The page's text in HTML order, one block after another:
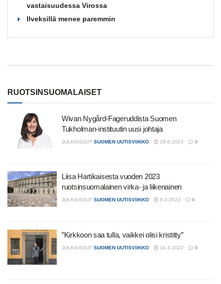
vastaisuudessa Virossa
Ilveksillä menee paremmin
RUOTSINSUOMALAISET
Wivan Nygård-Fageruddista Suomen
Tukholman-instituutin uusi johtaja
JULKAISSUT SUOMEN UUTISVIIKKO 19.6.2023 0
Liisa Hartikaisesta vuoden 2023
ruotsinsuomalainen virka- ja liikenainen
JULKAISSUT SUOMEN UUTISVIIKKO 8.3.2023 0
”Kirkkoon saa tulla, vaikkei olisi kristitty”
JULKAISSUT SUOMEN UUTISVIIKKO 14.4.2022 0